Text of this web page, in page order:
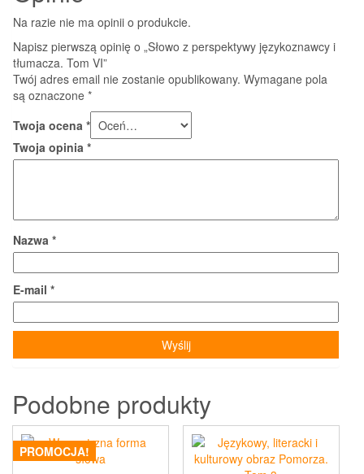
Na razie nie ma opinii o produkcie.
Napisz pierwszą opinię o „Słowo z perspektywy językoznawcy i
tłumacza. Tom VI”
Twój adres email nie zostanie opublikowany. Wymagane pola
są oznaczone *
Twoja ocena *
Twoja opinia *
Nazwa *
E-mail *
Podobne produkty
PROMOCJA!